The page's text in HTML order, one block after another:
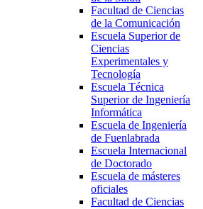
Facultad de Ciencias
de la Comunicación
Escuela Superior de
Ciencias
Experimentales y
Tecnología
Escuela Técnica
Superior de Ingeniería
Informática
Escuela de Ingeniería
de Fuenlabrada
Escuela Internacional
de Doctorado
Escuela de másteres
oficiales
Facultad de Ciencias